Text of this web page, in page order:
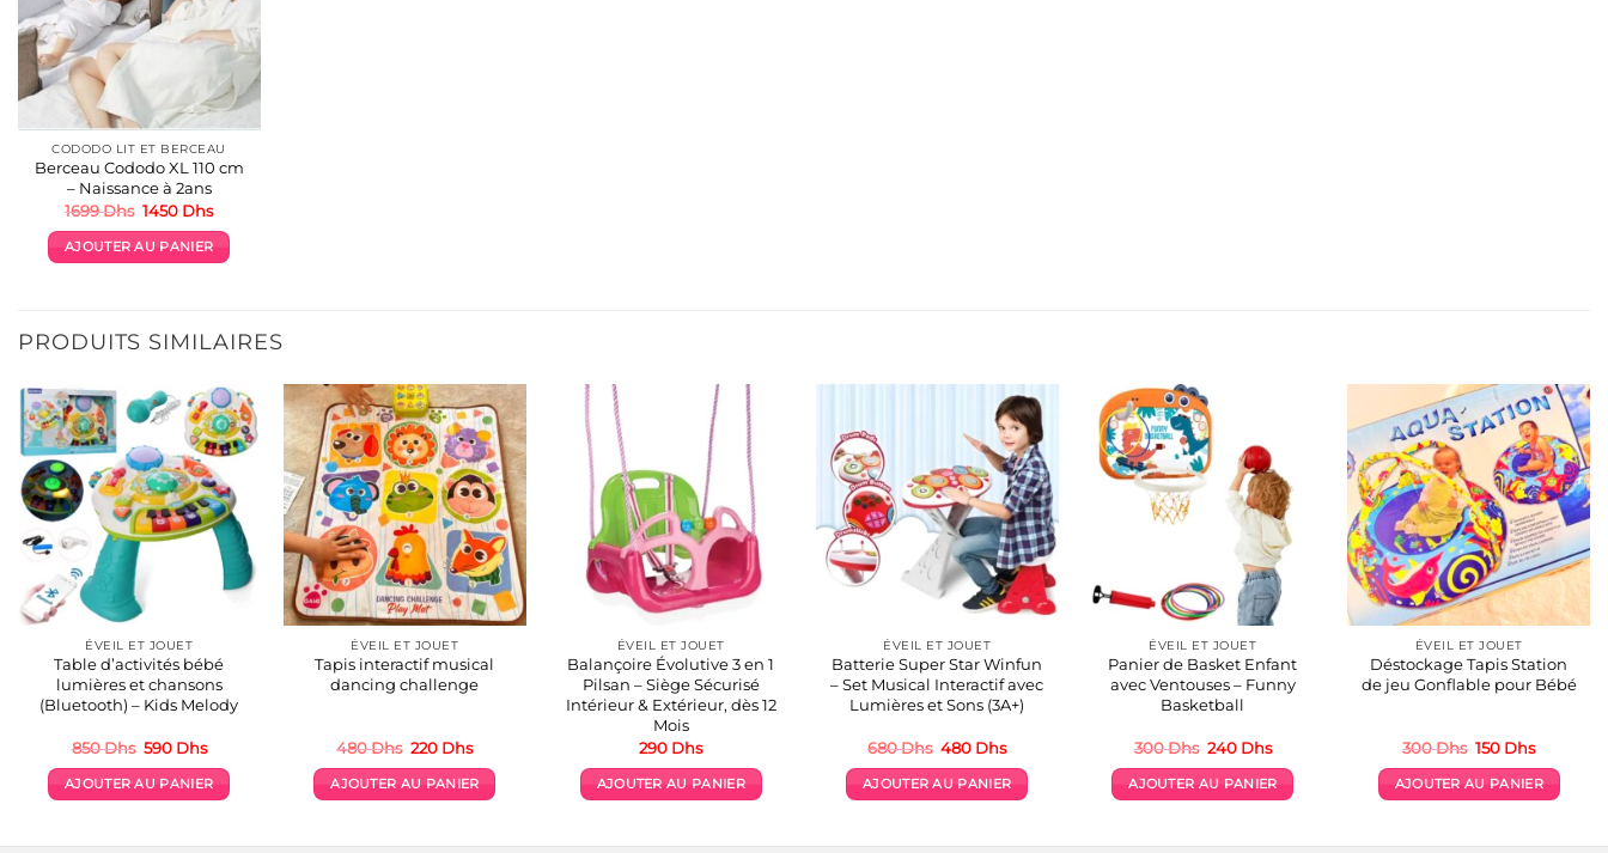
CODODO LIT ET BERCEAU
Berceau Cododo XL 110 cm
– Naissance à 2ans
1699Dhs Le
initial
était :
1450 DhsLe
actuel
est :
AJOUTER AU PANIER
PRODUITS SIMILAIRES
ÉVEIL ET JOUET
Table d’activités bébé
lumières et chansons
(Bluetooth) – Kids Melody
850Dhs Le
initial
était :
590 DhsLe
actuel
est :
AJOUTER AU PANIER
ÉVEIL ET JOUET
Tapis interactif musical
dancing challenge
480Dhs Le
initial
était :
220 DhsLe
actuel
est :
AJOUTER AU PANIER
ÉVEIL ET JOUET
Balançoire Évolutive 3 en 1
Pilsan – Siège Sécurisé
Intérieur & Extérieur, dès 12
Mois
290 Dhs
AJOUTER AU PANIER
ÉVEIL ET JOUET
Batterie Super Star Winfun
– Set Musical Interactif avec
Lumières et Sons (3A+)
680Dhs Le
initial
était :
480 DhsLe
actuel
est :
AJOUTER AU PANIER
ÉVEIL ET JOUET
Panier de Basket Enfant
avec Ventouses – Funny
Basketball
300Dhs Le
initial
était :
240 DhsLe
actuel
est :
AJOUTER AU PANIER
ÉVEIL ET JOUET
Déstockage Tapis Station
de jeu Gonflable pour Bébé
300Dhs Le
initial
était :
150 DhsLe
actuel
est :
AJOUTER AU PANIER